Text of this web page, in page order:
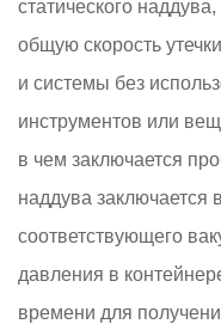
статического
общую скорость
и системы без
инструментов или
в чем заключается
наддува заключается
соответствующего
давления в
времени для